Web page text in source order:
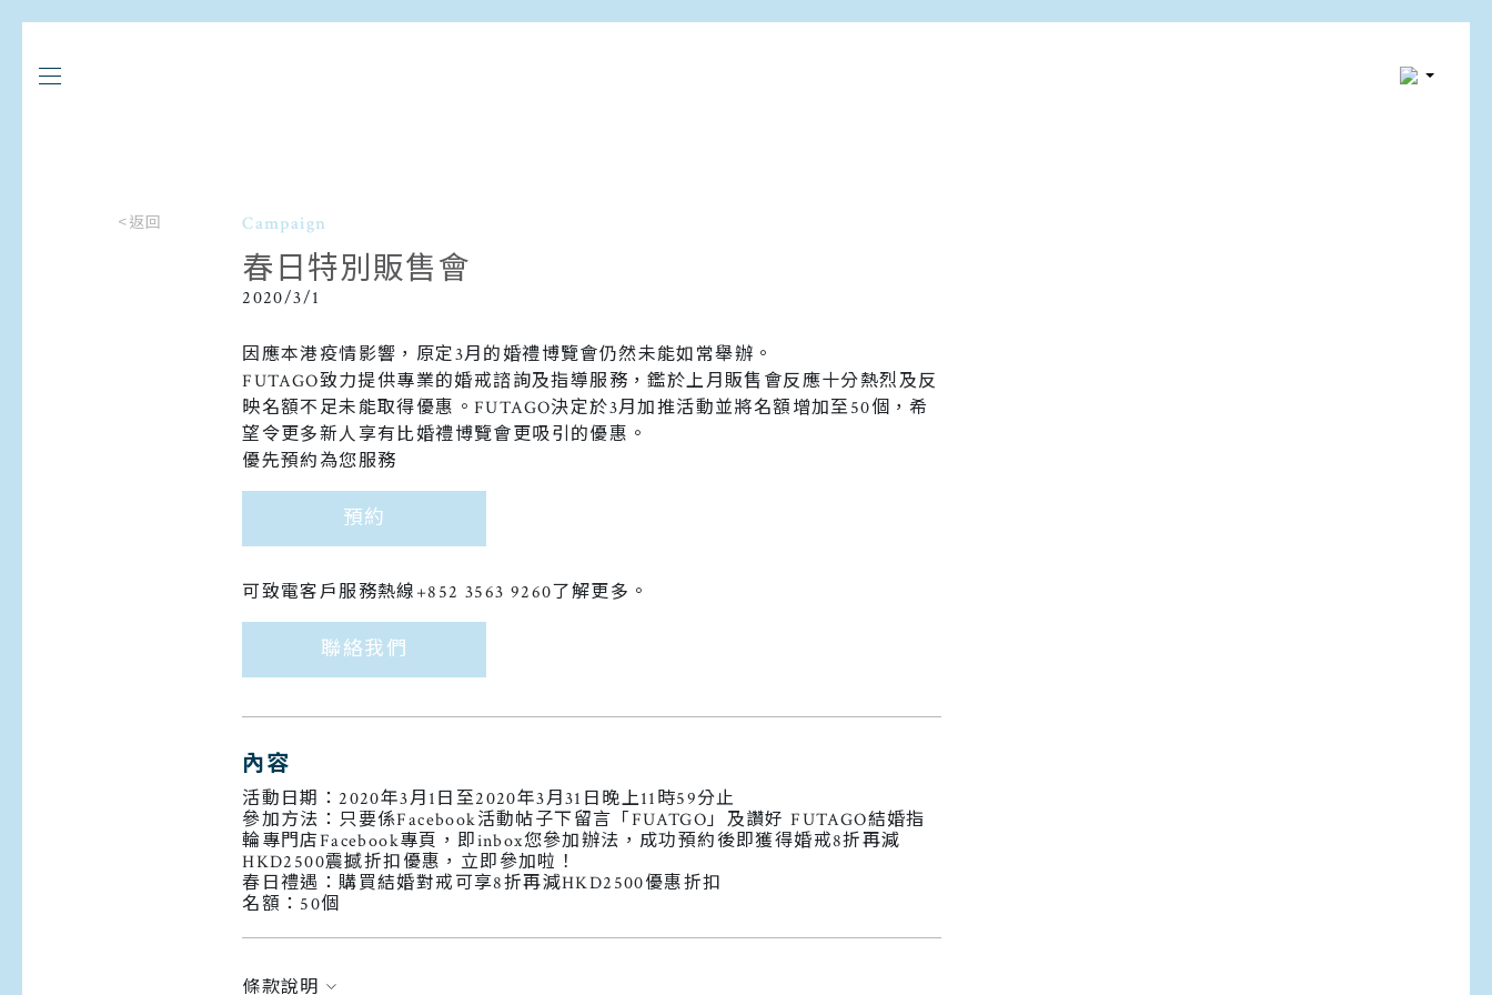
<返回 Campaign
春日特別販售會
2020/3/1
因應本港疫情影響，原定3月的婚禮博覽會仍然未能如常舉辦。
FUTAGO致力提供專業的婚戒諮詢及指導服務，鑑於上月販售會反應十分熱烈及反
映名額不足未能取得優惠。FUTAGO決定於3月加推活動並將名額增加至50個，希
望令更多新人享有比婚禮博覽會更吸引的優惠。
優先預約為您服務
預約
可致電客戶服務熱線+852 3563 9260了解更多。
聯絡我們
內容
活動日期：2020年3月1日至2020年3月31日晚上11時59分止
參加方法：只要係Facebook活動帖子下留言「FUATGO」及讚好 FUTAGO結婚指
輪專門店Facebook專頁，即inbox您參加辦法，成功預約後即獲得婚戒8折再減
HKD2500震撼折扣優惠，立即參加啦！
春日禮遇：購買結婚對戒可享8折再減HKD2500優惠折扣
名額：50個
條款說明